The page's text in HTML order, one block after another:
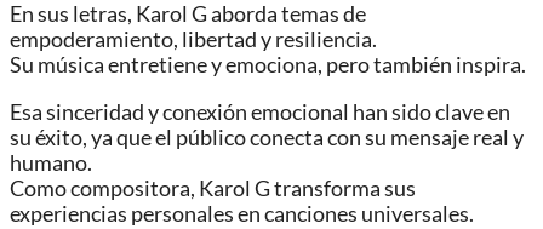
En sus letras, Karol G aborda temas de
empoderamiento, libertad y resiliencia.
Su música entretiene y emociona, pero también inspira.
Esa sinceridad y conexión emocional han sido clave en
su éxito, ya que el público conecta con su mensaje real y
humano.
Como compositora, Karol G transforma sus
experiencias personales en canciones universales.